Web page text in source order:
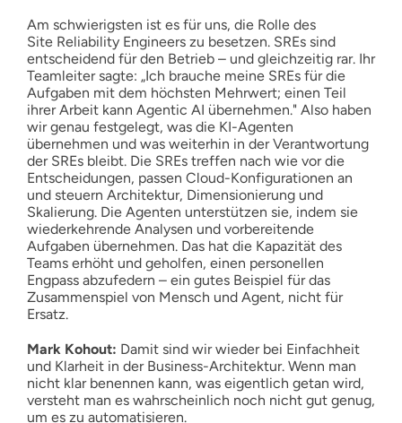
Am schwierigsten ist es für uns, die Rolle des
Site Reliability Engineers zu besetzen. SREs sind
entscheidend für den Betrieb – und gleichzeitig rar. Ihr
Teamleiter sagte: „Ich brauche meine SREs für die
Aufgaben mit dem höchsten Mehrwert; einen Teil
ihrer Arbeit kann Agentic AI übernehmen." Also haben
wir genau festgelegt, was die KI-Agenten
übernehmen und was weiterhin in der Verantwortung
der SREs bleibt. Die SREs treffen nach wie vor die
Entscheidungen, passen Cloud-Konfigurationen an
und steuern Architektur, Dimensionierung und
Skalierung. Die Agenten unterstützen sie, indem sie
wiederkehrende Analysen und vorbereitende
Aufgaben übernehmen. Das hat die Kapazität des
Teams erhöht und geholfen, einen personellen
Engpass abzufedern – ein gutes Beispiel für das
Zusammenspiel von Mensch und Agent, nicht für
Ersatz.
Mark Kohout: Damit sind wir wieder bei Einfachheit
und Klarheit in der Business-Architektur. Wenn man
nicht klar benennen kann, was eigentlich getan wird,
versteht man es wahrscheinlich noch nicht gut genug,
um es zu automatisieren.